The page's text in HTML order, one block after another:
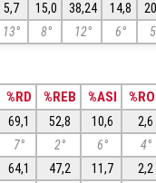
5,7 15,0 38,24 14,8
13° 8° 12° 6°
%RD %REB %ASI
69,1 52,8 10,6
2,6
7° 2° 6°
4°
64,1 47,2 11,7
2,2